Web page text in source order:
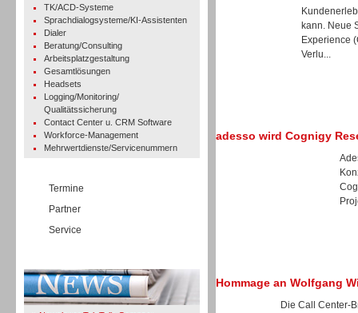
TK/ACD-Systeme
Sprachdialogsysteme/KI-Assistenten
Dialer
Beratung/Consulting
Arbeitsplatzgestaltung
Gesamtlösungen
Headsets
Logging/Monitoring/
Qualitätssicherung
Contact Center u. CRM Software
Workforce-Management
Mehrwertdienste/Servicenummern
Termine
Partner
Service
kann. Neue
Experience
Verlu...
adesso wird Cognigy
Hommage an Wolfgang
Die Call Center-